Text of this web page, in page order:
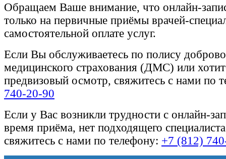
Обращаем Ваше внимание, что онлайн-
только на первичные приёмы врачей-
самостоятельной оплате услуг.
Если Вы обслуживаетесь по полису
медицинского страхования (ДМС) или
предвизовый осмотр, свяжитесь с нами по
740-20-90
Если у Вас возникли трудности с онлайн-
время приёма, нет подходящего
свяжитесь с нами по телефону: +7 (812)